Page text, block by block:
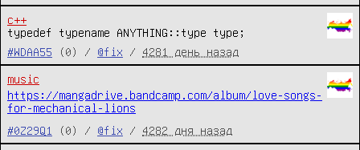
c++
typedef typename ANYTHING::type type;
#WDAA55
(0) / @fix / 4281 день назад
music
https://mangadrive.bandcamp.com/album/love-songs-
for-mechanical-lions
#0Z29Q1
(0) / @fix / 4282 дня назад